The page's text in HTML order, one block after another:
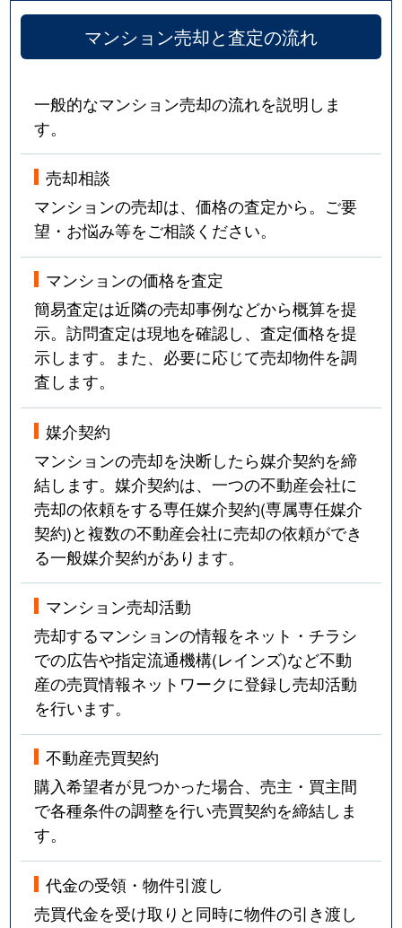
マンション売却と査定の流れ
一般的なマンション売却の流れを説明しま
す。
売却相談
マンションの売却は、価格の査定から。ご要
望・お悩み等をご相談ください。
マンションの価格を査定
簡易査定は近隣の売却事例などから概算を提
示。訪問査定は現地を確認し、査定価格を提
示します。また、必要に応じて売却物件を調
査します。
媒介契約
マンションの売却を決断したら媒介契約を締
結します。媒介契約は、一つの不動産会社に
売却の依頼をする専任媒介契約(専属専任媒介
契約)と複数の不動産会社に売却の依頼ができ
る一般媒介契約があります。
マンション売却活動
売却するマンションの情報をネット・チラシ
での広告や指定流通機構(レインズ)など不動
産の売買情報ネットワークに登録し売却活動
を行います。
不動産売買契約
購入希望者が見つかった場合、売主・買主間
で各種条件の調整を行い売買契約を締結しま
す。
代金の受領・物件引渡し
売買代金を受け取りと同時に物件の引き渡し